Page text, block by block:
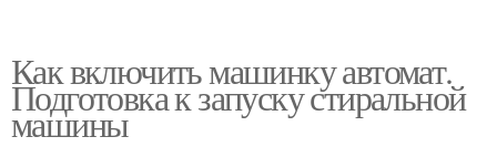
Как включить машинку автомат.
Подготовка к запуску стиральной
машины